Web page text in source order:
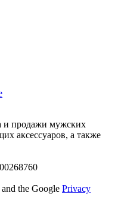
и продажи мужских
аксессуаров, а также
the Google Privacy